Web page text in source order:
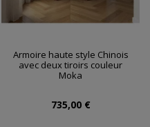
Armoire haute style Chinois
avec deux tiroirs couleur
Moka
735,00 €